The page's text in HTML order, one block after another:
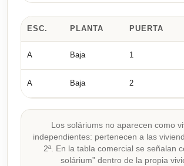
ESC. PLANTA PUERTA
A Baja 1
A Baja 2
Los soláriums no aparecen como
independientes: pertenecen a las
2ª. En la tabla comercial se señalan
solárium” dentro de la propia